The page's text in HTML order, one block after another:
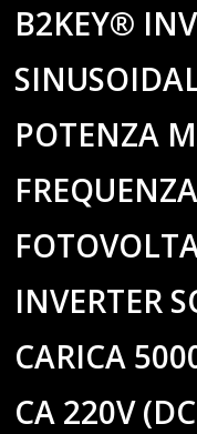
B2KEY®
POTENZA
INVERTER
CARICA
CA 220V